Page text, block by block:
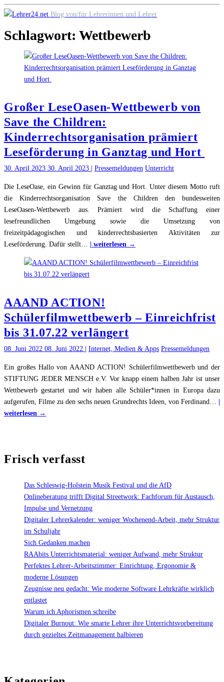
Skip
content
Blog von/für Lehrerinnen und Lehrer
Schlagwort: Wettbewerb
Großer LeseOasen-Wettbewerb von
Save the Children:
Kinderrechtsorganisation prämiert
Leseförderung in Ganztag und Hort
30. April 2023 30. April 2023 Pressemeldungen Unterricht
Die LeseOase, ein Gewinn für Ganztag und Hort. Unter diesem Motto ruft
die Kinderrechtsorganisation Save the Children den bundesweiten
LeseOasen-Wettbewerb aus. Prämiert wird die Schaffung einer
lesefreundlichen Umgebung sowie die Umsetzung von
freizeitpädagogischen und kinderrechtsbasierten Aktivitäten zur
Leseförderung. Dafür stellt… | weiterlesen →
Wettbewerb
Children:
Kinderrechtsorganisation
Leseförderung
Ganztag
und
Hort "
AAAND ACTION!
Schülerfilmwettbewerb – Einreichfrist
bis 31.07.22 verlängert
08. Juni 2022 08. Juni 2022 Internet, Medien & Apps Pressemeldungen
Ein großes Hallo von AAAND ACTION! Schülerfilmwettbewerb und der
STIFTUNG JEDER MENSCH e.V. Vor knapp einem halben Jahr ist unser
Wettbewerb gestartet und wir haben alle Schüler*innen in Europa dazu
aufgerufen, Filme zu den sechs neuen Grundrechts Ideen, von Ferdinand
weiterlesen →
Einreichfrist
31.07.22
verlängert"
Frisch verfasst
Das Schleswig-Holstein Musik Festival und die AfD
Onlineberatung trifft Digital Streetwork: Fachforum für Austausch,
Impulse und Vernetzung
Digitaler Lehrerkalender: weniger Wochenend-Arbeit, mehr Struktur
im Schuljahr
Sich Gedanken machen
RAAbits Unterrichtsmaterial: weniger Aufwand, mehr Struktur
Perfektes Lehrer-Arbeitszimmer: Einrichtung, Ergonomie &
moderne Lösungen
Zeugnisse neu gedacht: Wie moderne Software Lehrkräfte wirklich
entlastet
Warum ich Aphorismen schreibe
Digitaler Burnout: Wie smarte Lehrer ihre Unterrichtsvorbereitung
durch gezieltes Zeitmanagement halbieren